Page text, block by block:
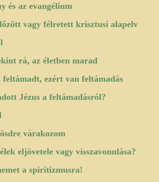
és az evangélium
vagy félretett krisztusi alapelv
rá, az életben marad
ezért van feltámadás
Jézus a feltámadásról?
várakozom
eljövetele vagy visszavonulása?
a spiritizmusra!